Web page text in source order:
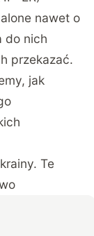
nawet o
do nich
przekazać.
jak
Te